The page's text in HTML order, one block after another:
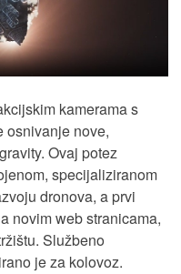
kamerama s
osnivanje nove,
Ovaj potez
specijaliziranom
dronova, a prvi
novim web stranicama,
Službeno
je za kolovoz.